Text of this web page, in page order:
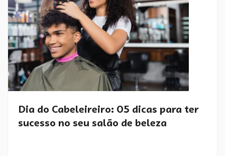
Dia do Cabeleireiro: 05 dicas para ter
sucesso no seu salão de beleza